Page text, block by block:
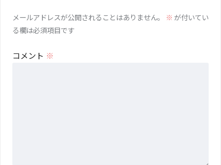
メールアドレスが公開されることはありません。 ※が付いてい
る欄は必須項目です
コメント ※